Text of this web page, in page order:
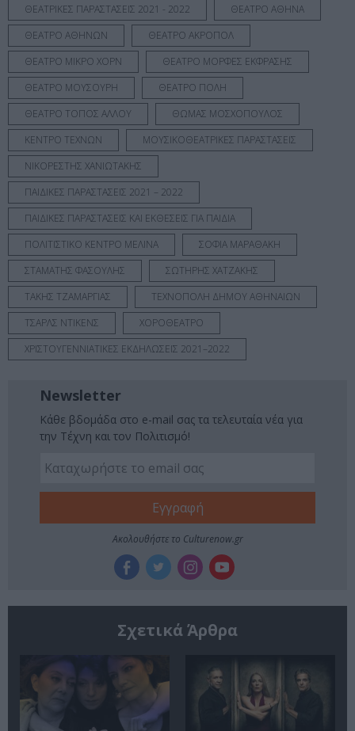
ΘΕΑΤΡΙΚΕΣ ΠΑΡΑΣΤΑΣΕΙΣ 2021 - 2022
ΘΕΑΤΡΟ ΑΘΗΝΑ
ΘΕΑΤΡΟ ΑΘΗΝΩΝ
ΘΕΑΤΡΟ ΑΚΡΟΠΟΛ
ΘΕΑΤΡΟ ΜΙΚΡΟ ΧΟΡΝ
ΘΕΑΤΡΟ ΜΟΡΦΕΣ ΕΚΦΡΑΣΗΣ
ΘΕΑΤΡΟ ΜΟΥΣΟΥΡΗ
ΘΕΑΤΡΟ ΠΟΛΗ
ΘΕΑΤΡΟ ΤΟΠΟΣ ΑΛΛΟΥ
ΘΩΜΑΣ ΜΟΣΧΟΠΟΥΛΟΣ
ΚΕΝΤΡΟ ΤΕΧΝΩΝ
ΜΟΥΣΙΚΟΘΕΑΤΡΙΚΕΣ ΠΑΡΑΣΤΑΣΕΙΣ
ΝΙΚΟΡΕΣΤΗΣ ΧΑΝΙΩΤΑΚΗΣ
ΠΑΙΔΙΚΕΣ ΠΑΡΑΣΤΑΣΕΙΣ 2021 – 2022
ΠΑΙΔΙΚΕΣ ΠΑΡΑΣΤΑΣΕΙΣ ΚΑΙ ΕΚΘΕΣΕΙΣ ΓΙΑ ΠΑΙΔΙΑ
ΠΟΛΙΤΙΣΤΙΚΟ ΚΕΝΤΡΟ ΜΕΛΙΝΑ
ΣΟΦΙΑ ΜΑΡΑΘΑΚΗ
ΣΤΑΜΑΤΗΣ ΦΑΣΟΥΛΗΣ
ΣΩΤΗΡΗΣ ΧΑΤΖΑΚΗΣ
ΤΑΚΗΣ ΤΖΑΜΑΡΓΙΑΣ
ΤΕΧΝΟΠΟΛΗ ΔΗΜΟΥ ΑΘΗΝΑΙΩΝ
ΤΣΑΡΛΣ ΝΤΙΚΕΝΣ
ΧΟΡΟΘΕΑΤΡΟ
ΧΡΙΣΤΟΥΓΕΝΝΙΑΤΙΚΕΣ ΕΚΔΗΛΩΣΕΙΣ 2021–2022
Newsletter
Κάθε βδομάδα στο e-mail σας τα τελευταία νέα για
την Τέχνη και τον Πολιτισμό!
Ακολουθήστε το Culturenow.gr
Σχετικά Άρθρα